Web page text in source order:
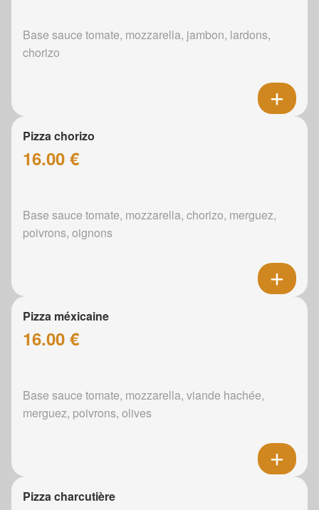
Base sauce tomate, mozzarella, jambon, lardons,
chorizo
Pizza chorizo
16.00 €
Base sauce tomate, mozzarella, chorizo, merguez,
poivrons, oignons
Pizza méxicaine
16.00 €
Base sauce tomate, mozzarella, viande hachée,
merguez, poivrons, olives
Pizza charcutière